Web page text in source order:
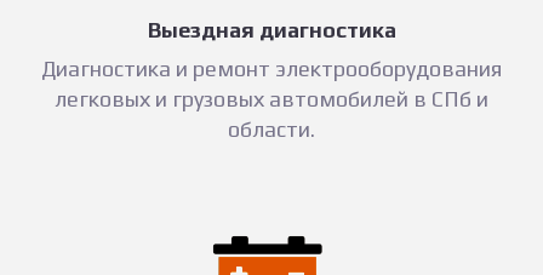
Выездная диагностика
Диагностика и ремонт электрооборудования
легковых и грузовых автомобилей в СПб и
области.